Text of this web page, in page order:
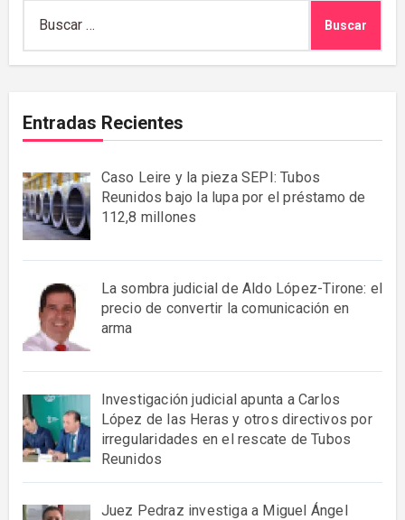
Entradas Recientes
Caso Leire y la pieza SEPI: Tubos
Reunidos bajo la lupa por el préstamo de
112,8 millones
La sombra judicial de Aldo López-Tirone: el
precio de convertir la comunicación en
arma
Investigación judicial apunta a Carlos
López de las Heras y otros directivos por
irregularidades en el rescate de Tubos
Reunidos
Juez Pedraz investiga a Miguel Ángel